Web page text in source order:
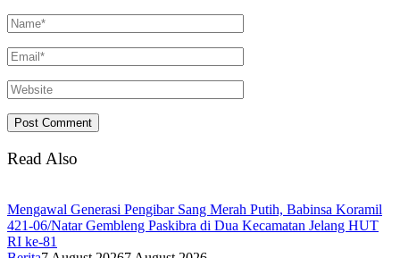
Read Also
Mengawal Generasi Pengibar Sang Merah Putih, Babinsa Koramil
421-06/Natar Gembleng Paskibra di Dua Kecamatan Jelang HUT
RI ke-81